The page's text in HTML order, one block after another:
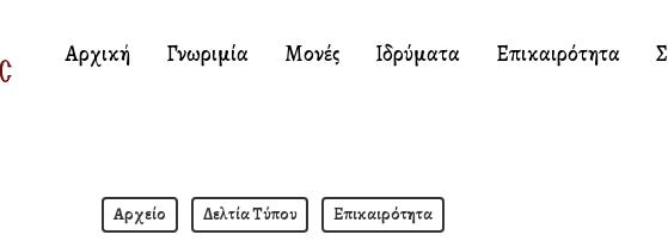
Αρχική Γνωριμία Μονές Ιδρύματα Επικαιρότητα
Αρχείο Δελτία Τύπου Επικαιρότητα